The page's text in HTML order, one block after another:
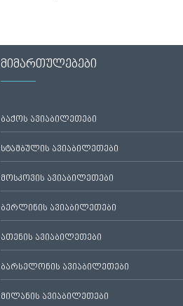
მიმართულებები
ბაქოს ავიაბილეთები
სტამბულის ავიაბილეთები
მოსკოვის ავიაბილეთები
ბერლინის ავიაბილეთები
ათენის ავიაბილეთები
ბარსელონის ავიაბილეთები
მილანის ავიაბილეთები